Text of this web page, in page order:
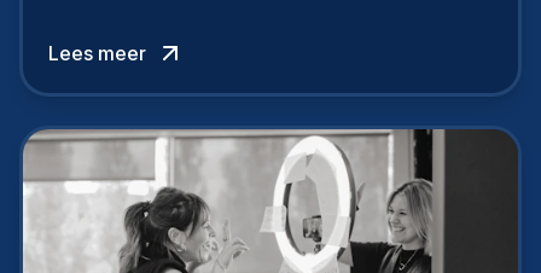
niet van vandaag op morgen. Hoe pak je dat
aan, starten met employer branding?
Lees meer